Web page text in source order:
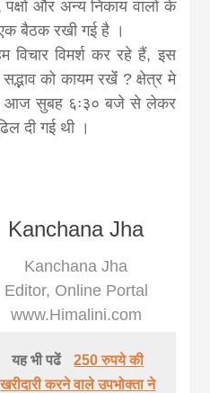
और अन्य निकाय वालों के
एक बैठक रखी गई है ।
विचार विमर्श कर रहे हैं, इस
को कायम रखेंं ? क्षेत्र मे
। आज सुबह ६ः३० बजे से लेकर
दी गई थी ।
Kanchana Jha
Kanchana Jha
Editor, Online Portal
www.Himalini.com
यह भी पढें
250 रुपये की
खरीदारी करने वाले उपभोक्ता ने